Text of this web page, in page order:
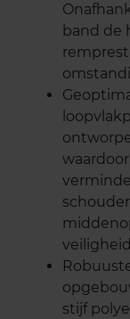
band de
stijf